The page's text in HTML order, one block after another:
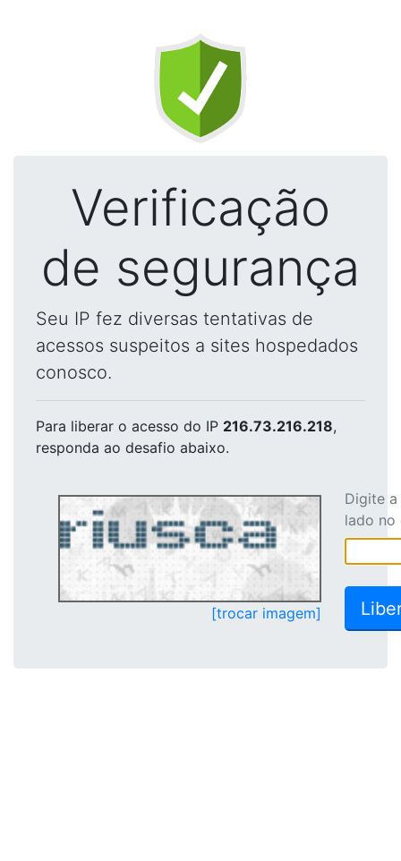
Verificação
de segurança
Seu IP fez diversas tentativas de
acessos suspeitos a sites hospedados
conosco.
Para liberar o acesso do IP 216.73.216.218,
responda ao desafio abaixo.
[trocar imagem]
Digite
lado no